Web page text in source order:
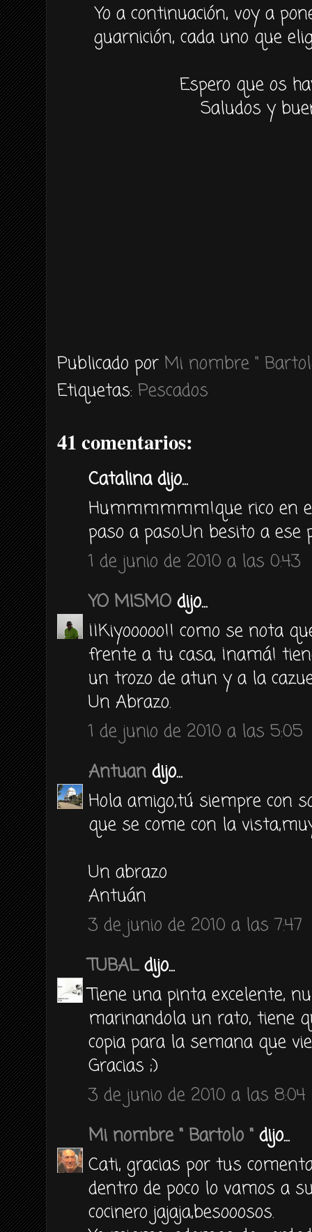
Yo a continuación, voy a
guarnición, cada uno que
Espero que os
Saludos y
Publicado por Mi nombre "
Etiquetas: Pescados
41 comentarios:
Catalina dijo...
Hummmmmm!que rico en
paso a paso.Un besito a ese
1 de junio de 2010 a las 0:43
YO MISMO dijo...
¡¡Kiyooooo!! como se nota
frente a tu casa, ¡namá!
un trozo de atun y a la
Un Abrazo.
1 de junio de 2010 a las 5:05
Antuan dijo...
Hola amigo,tú siempre con
que se come con la
Un abrazo
Antuán
3 de junio de 2010 a las 7:47
TUBALdijo...
Tiene una pinta excelente,
marinandola un rato, tiene
copia para la semana que
Gracias ;)
3 de junio de 2010 a las 8:04
Mi nombre " Bartolo " dijo...
Cati, gracias por tus
dentro de poco lo vamos a
cocinero jajaja,besooosos.